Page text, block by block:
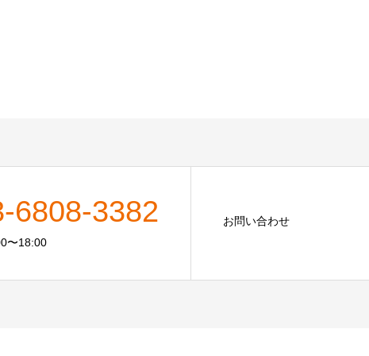
6808-3382
〜18:00
お問い合わせ